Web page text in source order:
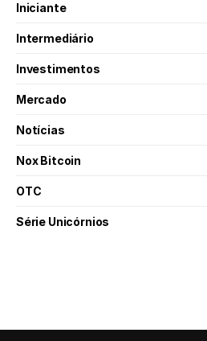
Iniciante
Intermediário
Investimentos
Mercado
Notícias
Nox Bitcoin
OTC
Série Unicórnios